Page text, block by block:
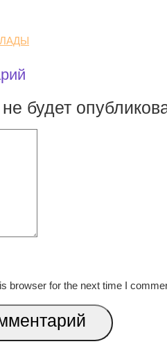
будет
browser for the next time I